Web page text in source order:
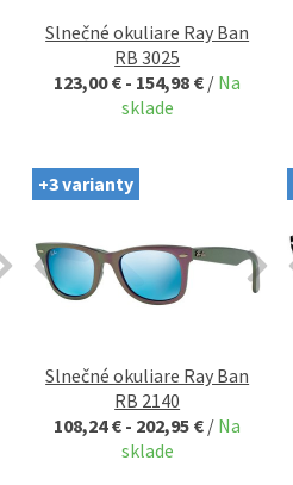
Slnečné okuliare Ray Ban
RB 3025
123,00 € - 154,98 € / Na
sklade
+3 varianty
Slnečné okuliare Ray Ban
RB 2140
108,24 € - 202,95 € / Na
sklade